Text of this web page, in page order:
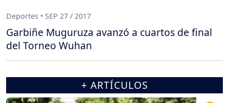
Deportes • SEP 27 / 2017
Garbiñe Muguruza avanzó a cuartos de final
del Torneo Wuhan
+ ARTÍCULOS